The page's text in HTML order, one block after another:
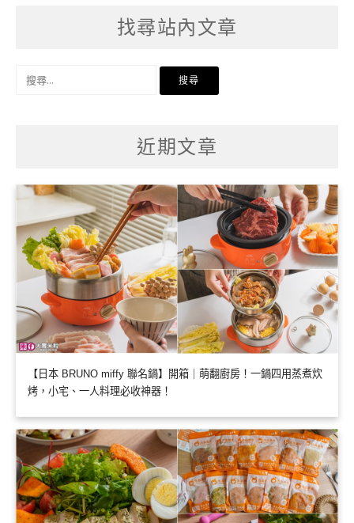
找尋站內文章
近期文章
【日本 BRUNO miffy 聯名鍋】開箱｜萌翻廚房！一鍋四用蒸煮炊
烤，小宅、一人料理必收神器！